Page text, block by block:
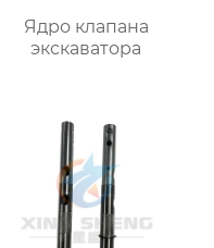
Ядро клапана
экскаватора